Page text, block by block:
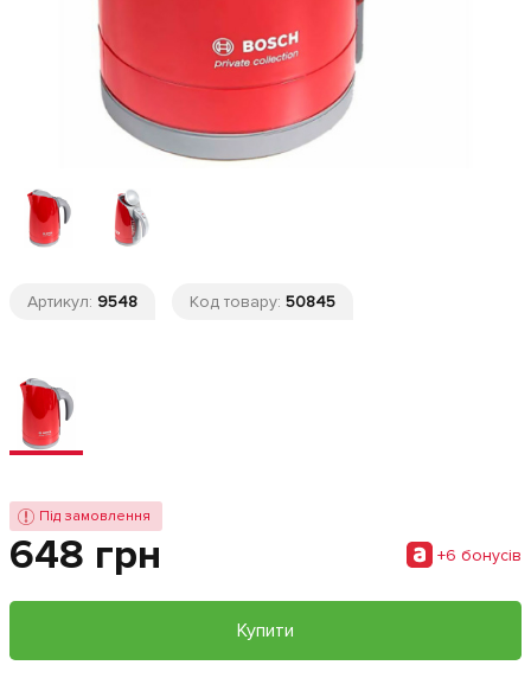
Артикул: 9548 Код товару: 50845
Під замовлення
648 грн +6 бонусiв
Купити